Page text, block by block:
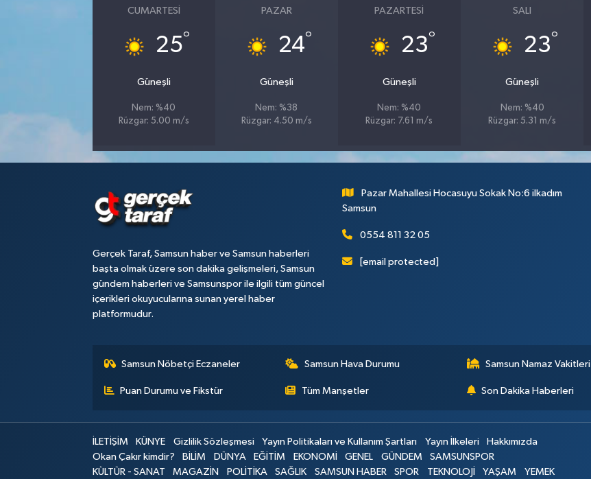
CUMARTESI
25°
Güneşli
Nem: %40
Rüzgar: 5.00 m/s
PAZAR
24°
Güneşli
Nem: %38
Rüzgar: 4.50 m/s
PAZARTESI
23°
Güneşli
Nem: %40
Rüzgar: 7.61 m/s
SALI
23°
Güneşli
Nem: %40
Rüzgar: 5.31 m/s
Gerçek Taraf, Samsun haber ve Samsun haberleri
başta olmak üzere son dakika gelişmeleri, Samsun
gündem haberleri ve Samsunspor ile ilgili tüm güncel
içerikleri okuyucularına sunan yerel haber
platformudur.
Pazar Mahallesi Hocasuyu Sokak No:6 ilkadım
Samsun
0554 811 32 05
[email protected]
Samsun Nöbetçi Eczaneler Samsun Hava Durumu Samsun Namaz Vakitleri
Puan Durumu ve Fikstür Tüm Manşetler Son Dakika Haberleri
İLETİŞİM KÜNYE Gizlilik Sözleşmesi Yayın Politikaları ve Kullanım Şartları Yayın İlkeleri
Hakkımızda
Okan Çakır kimdir?
BİLİM DÜNYA EĞİTİM EKONOMİ GENEL GÜNDEM
SAMSUNSPOR
KÜLTÜR - SANAT
MAGAZİN POLİTİKA SAĞLIK SAMSUN HABER SPOR TEKNOLOJİ YAŞAM YEMEK